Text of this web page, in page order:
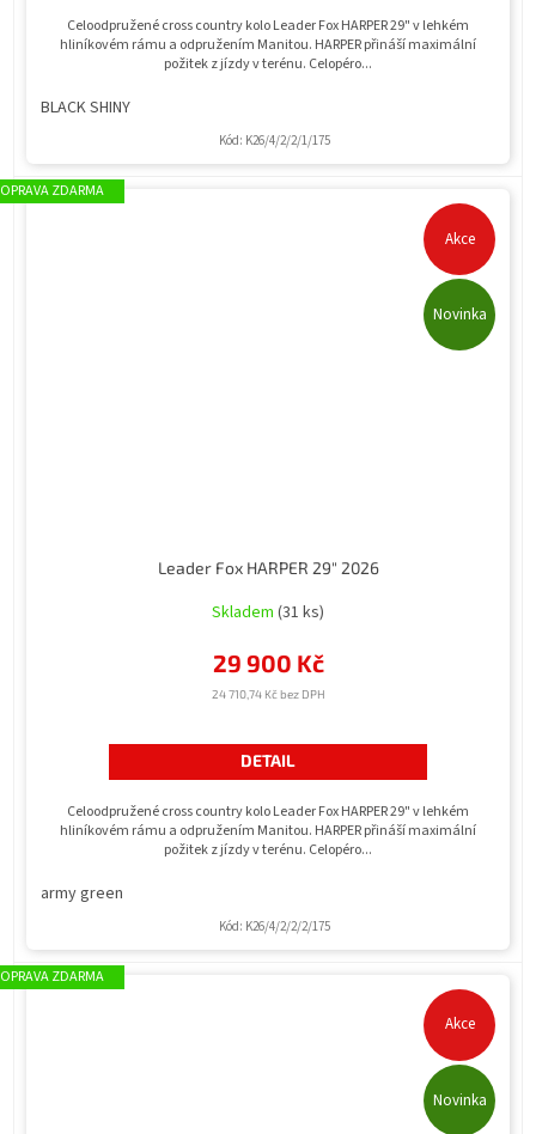
Celoodpružené cross country kolo Leader Fox HARPER 29" v lehkém
hliníkovém rámu a odpružením Manitou. HARPER přináší maximální
požitek z jízdy v terénu. Celopéro...
BLACK SHINY
Kód: K26/4/2/2/1/175
Akce
Novinka
ZDARMA
Leader Fox HARPER 29" 2026
Skladem (31 ks)
24 710,74 Kč bez DPH
29 900 Kč
DETAIL
Celoodpružené cross country kolo Leader Fox HARPER 29" v lehkém
hliníkovém rámu a odpružením Manitou. HARPER přináší maximální
požitek z jízdy v terénu. Celopéro...
army green
Kód: K26/4/2/2/2/175
Akce
Novinka
ZDARMA